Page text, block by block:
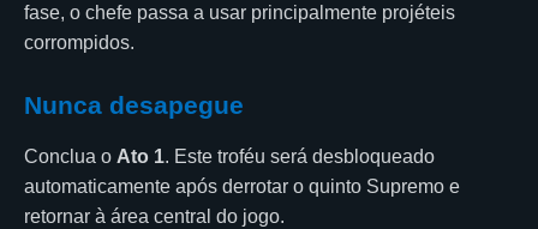
fase, o chefe passa a usar principalmente projéteis
corrompidos.
Nunca desapegue
Conclua o Ato 1. Este troféu será desbloqueado
automaticamente após derrotar o quinto Supremo e
retornar à área central do jogo.